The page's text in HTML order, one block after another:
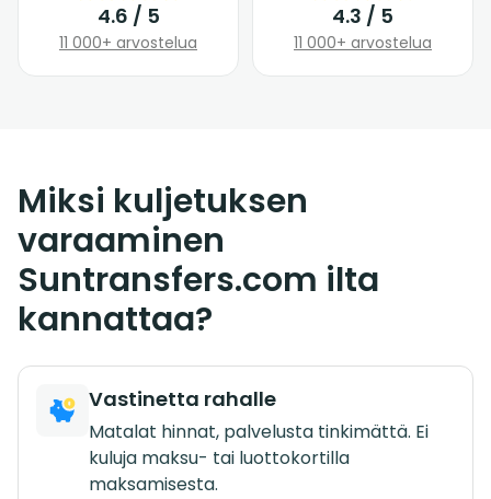
4.6 / 5
11 000+ arvostelua
4.3 / 5
11 000+ arvostelua
Miksi kuljetuksen
varaaminen
Suntransfers.com ilta
kannattaa?
Vastinetta rahalle
Matalat hinnat, palvelusta tinkimättä. Ei
kuluja maksu- tai luottokortilla
maksamisesta.